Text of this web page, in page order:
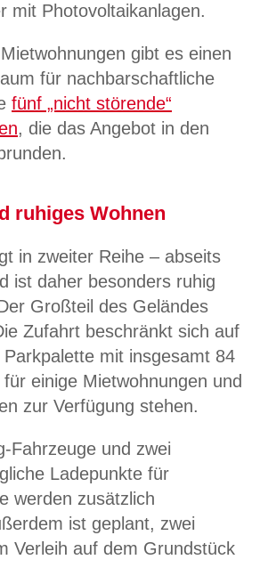
mit Photovoltaikanlagen.
gibt es einen
für nachbarschaftliche
fünf „nicht störende“
, die das Angebot in den
ruhiges Wohnen
in zweiter Reihe – abseits
ist daher besonders ruhig
Großteil des Geländes
Zufahrt beschränkt sich auf
mit insgesamt 84
einige Mietwohnungen und
zur Verfügung stehen.
Fahrzeuge und zwei
Ladepunkte für
werden zusätzlich
ist geplant, zwei
Verleih auf dem Grundstück